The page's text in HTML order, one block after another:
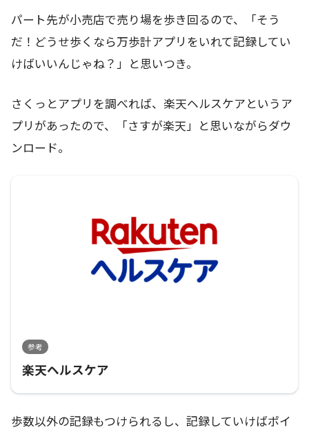
パート先が小売店で売り場を歩き回るので、「そう
だ！どうせ歩くなら万歩計アプリをいれて記録してい
けばいいんじゃね？」と思いつき。
さくっとアプリを調べれば、楽天ヘルスケアというア
プリがあったので、「さすが楽天」と思いながらダウ
ンロード。
参考
楽天ヘルスケア
歩数以外の記録もつけられるし、記録していけばポイ